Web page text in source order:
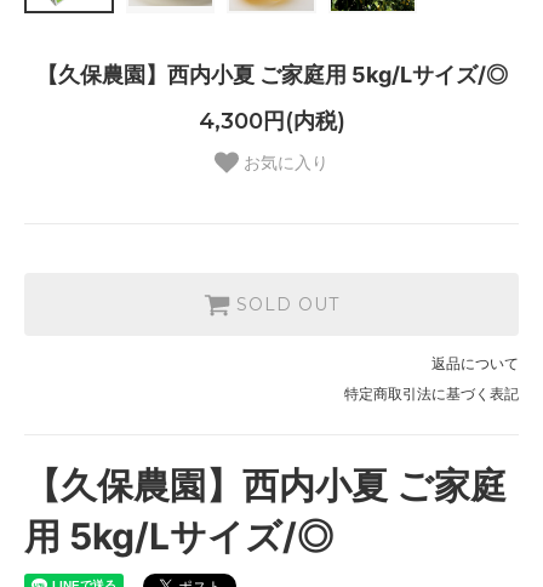
【久保農園】西内小夏 ご家庭用 5kg/Lサイズ/◎
4,300円(内税)
お気に入り
SOLD OUT
返品について
特定商取引法に基づく表記
【久保農園】西内小夏 ご家庭
用 5kg/Lサイズ/◎